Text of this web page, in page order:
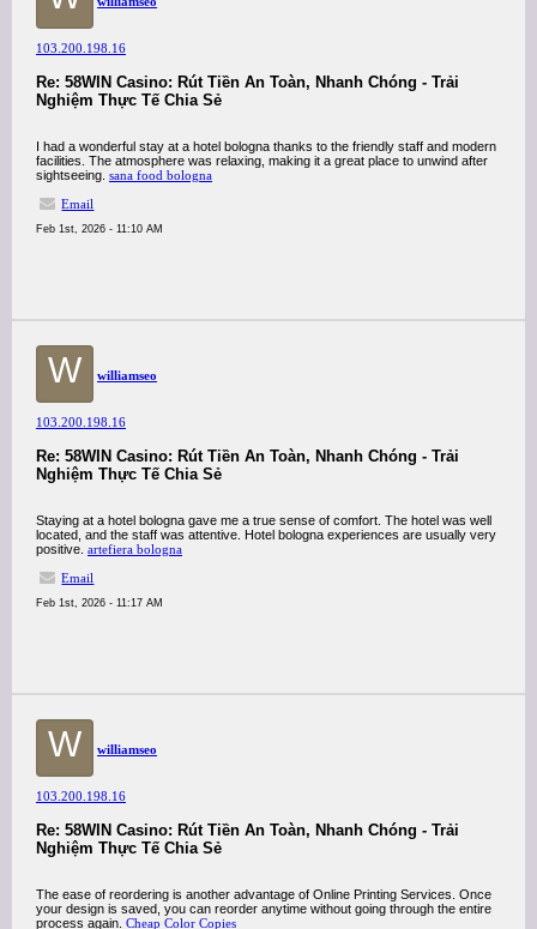
103.200.198.16
Re: 58WIN Casino: Rút Tiền An Toàn, Nhanh Chóng - Trải
Nghiệm Thực Tế Chia Sẻ
I had a wonderful stay at a hotel bologna thanks to the friendly staff and modern
facilities. The atmosphere was relaxing, making it a great place to unwind after
sightseeing. sana food bologna
Email
Feb 1st, 2026 - 11:10 AM
W williamseo
103.200.198.16
Re: 58WIN Casino: Rút Tiền An Toàn, Nhanh Chóng - Trải
Nghiệm Thực Tế Chia Sẻ
Staying at a hotel bologna gave me a true sense of comfort. The hotel was well
located, and the staff was attentive. Hotel bologna experiences are usually very
positive. artefiera bologna
Email
Feb 1st, 2026 - 11:17 AM
W williamseo
103.200.198.16
Re: 58WIN Casino: Rút Tiền An Toàn, Nhanh Chóng - Trải
Nghiệm Thực Tế Chia Sẻ
The ease of reordering is another advantage of Online Printing Services. Once
your design is saved, you can reorder anytime without going through the entire
process again. Cheap Color Copies